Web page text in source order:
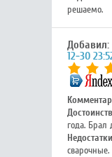
решаемо.
Добавил:
12-30
года. Брал
сварочные.